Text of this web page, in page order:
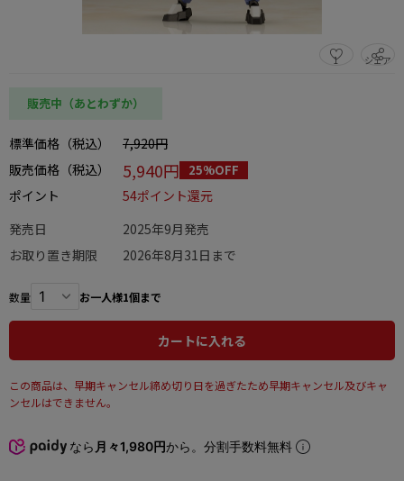
1 シェア
この商品をシェアする
販売中（あとわずか）
標準価格（税込）
7,920円
販売価格（税込）
5,940円 25%OFF
ポイント
54ポイント還元
発売日
2025年9月発売
お取り置き期限
2026年8月31日まで
数量 お一人様1個まで
カートに入れる
この商品は、早期キャンセル締め切り日を過ぎたため早期キャンセル及びキャ
ンセルはできません。
なら 月々1,980円から。分割手数料無料